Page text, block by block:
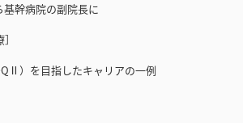
幹病院の副院長に
）を目指したキャリアの一例